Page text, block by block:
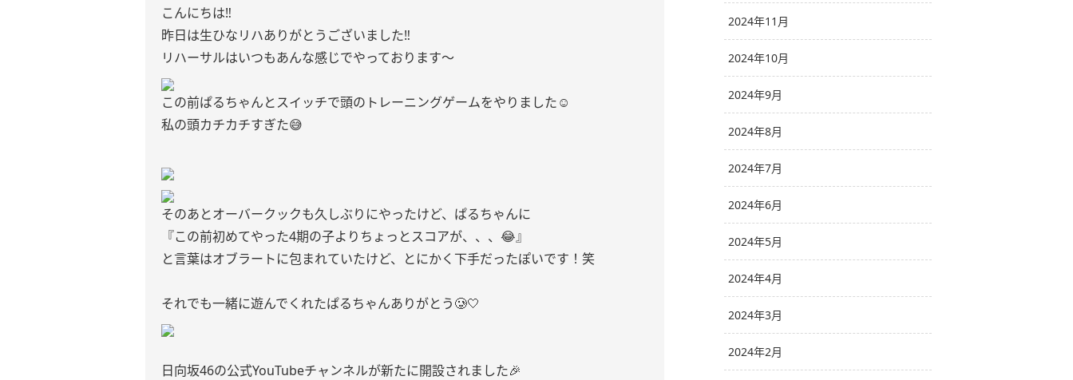
こんにちは‼︎
昨日は生ひなリハありがとうございました‼︎
リハーサルはいつもあんな感じでやっております〜
この前ぱるちゃんとスイッチで頭のトレーニングゲームをやりました☺︎
私の頭カチカチすぎた😅
そのあとオーバークックも久しぶりにやったけど、ぱるちゃんに
『この前初めてやった4期の子よりちょっとスコアが、、、😂』
と言葉はオブラートに包まれていたけど、とにかく下手だったぽいです！笑
それでも一緒に遊んでくれたぱるちゃんありがとう🥲🤍
日向坂46の公式YouTubeチャンネルが新たに開設されました🎉
2024年11月
2024年10月
2024年9月
2024年8月
2024年7月
2024年6月
2024年5月
2024年4月
2024年3月
2024年2月